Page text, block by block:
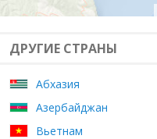
ДРУГИЕ СТРАНЫ
Абхазия
Азербайджан
Вьетнам